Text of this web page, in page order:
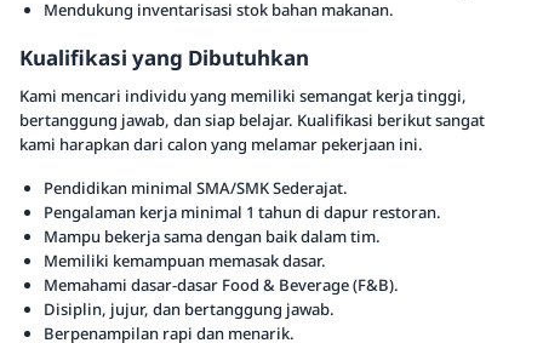
Mendukung inventarisasi stok bahan makanan.
Kualifikasi yang Dibutuhkan
Kami mencari individu yang memiliki semangat kerja tinggi,
bertanggung jawab, dan siap belajar. Kualifikasi berikut sangat
kami harapkan dari calon yang melamar pekerjaan ini.
Pendidikan minimal SMA/SMK Sederajat.
Pengalaman kerja minimal 1 tahun di dapur restoran.
Mampu bekerja sama dengan baik dalam tim.
Memiliki kemampuan memasak dasar.
Memahami dasar-dasar Food & Beverage (F&B).
Disiplin, jujur, dan bertanggung jawab.
Berpenampilan rapi dan menarik.